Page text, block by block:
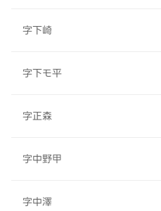
字下崎
字下モ平
字正森
字中野甲
字中澤